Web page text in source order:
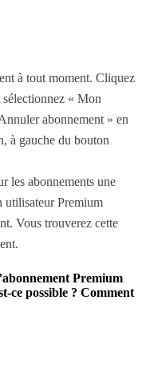
à tout moment. Cliquez
« Mon
abonnement » en
à gauche du bouton
les abonnements une
utilisateur Premium
Vous trouverez cette
Premium
ce possible ? Comment